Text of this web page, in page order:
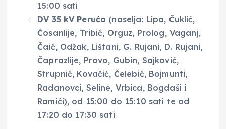
15:00 sati
DV 35 kV Peruća (naselja: Lipa, Čuklić,
Ćosanlije, Tribić, Orguz, Prolog, Vaganj,
Čaić, Odžak, Lištani, G. Rujani, D. Rujani,
Čaprazlije, Provo, Gubin, Sajković,
Strupnić, Kovačić, Čelebić, Bojmunti,
Radanovci, Seline, Vrbica, Bogdaši i
Ramići), od 15:00 do 15:10 sati te od
17:20 do 17:30 sati